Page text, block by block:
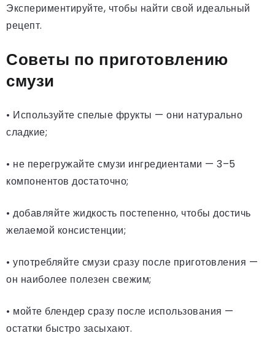
Экспериментируйте, чтобы найти свой идеальный
рецепт.
Советы по приготовлению
смузи
• Используйте спелые фрукты — они натурально
сладкие;
• не перегружайте смузи ингредиентами — 3–5
компонентов достаточно;
• добавляйте жидкость постепенно, чтобы достичь
желаемой консистенции;
• употребляйте смузи сразу после приготовления —
он наиболее полезен свежим;
• мойте блендер сразу после использования —
остатки быстро засыхают.